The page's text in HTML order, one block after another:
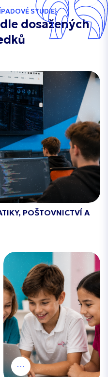
STUDIE
dosažených
POŠTOVNICTVÍ A